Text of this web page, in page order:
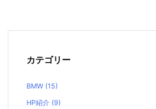
カテゴリー
BMW (15)
HP紹介 (9)